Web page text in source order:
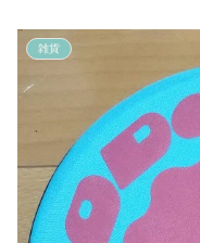
雑貨